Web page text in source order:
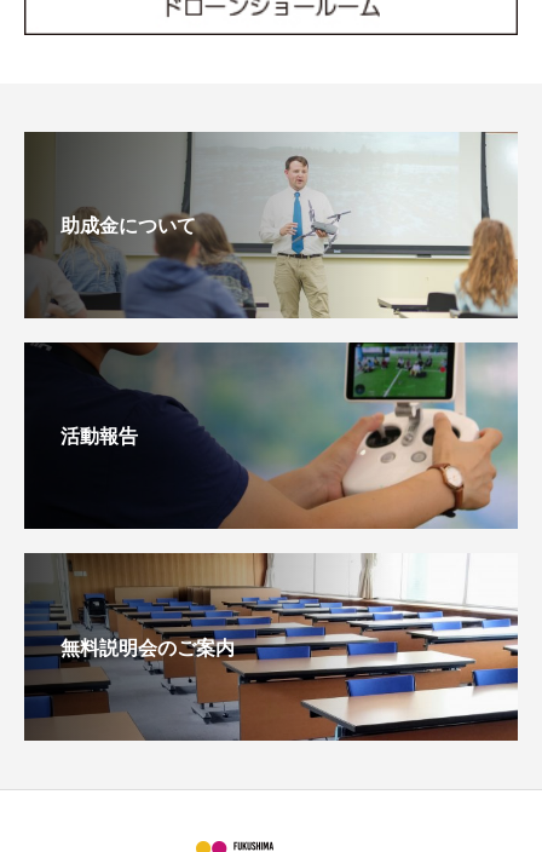
助成金について
活動報告
無料説明会のご案内